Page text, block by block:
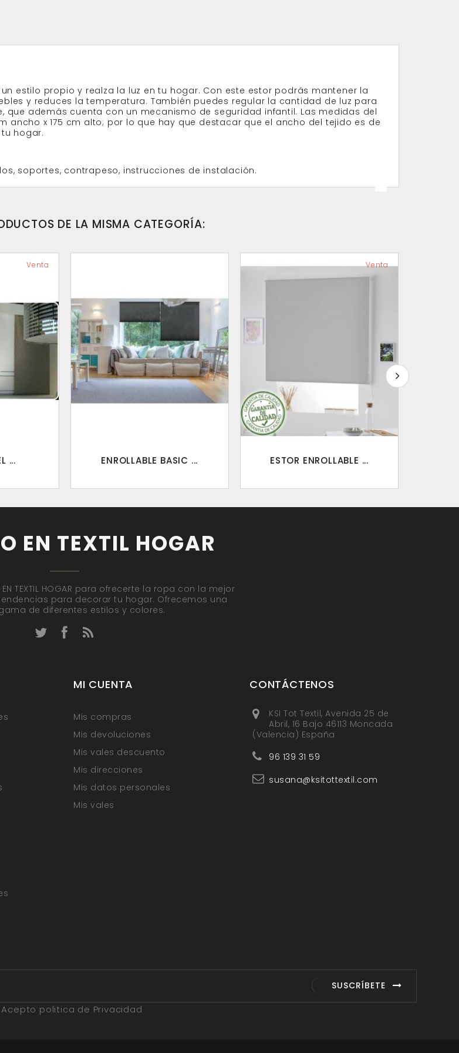
estilo propio y realza la luz en tu hogar. Con este estor podrás mantener la
y reduces la temperatura. También puedes regular la cantidad de luz para
además cuenta con un mecanismo de seguridad infantil. Las medidas del
ancho x 175 cm alto; por lo que hay que destacar que el ancho del tejido es de
hogar.
soportes, contrapeso, instrucciones de instalación.
DE LA MISMA CATEGORÍA:
Venta
... ENROLLABLE BASIC ...
Venta
ESTOR ENROLLABLE ...
EN TEXTIL HOGAR
EN TEXTIL HOGAR para ofrecerte la ropa con la mejor
para decorar tu hogar. Ofrecemos una
de diferentes estilos y colores.
MI CUENTA
Mis compras
Mis devoluciones
Mis vales descuento
Mis direcciones
Mis datos personales
Mis vales
CONTÁCTENOS
KSI Tot Textil, Avenida 25 de
Abril, 16 Bajo 46113 Moncada
(Valencia) España
96 139 31 59
susana@ksitottextil.com
SUSCRÍBETE
Acepto politica de Privacidad